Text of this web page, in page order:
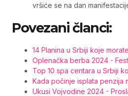
vršiće se na dan
Povezani članci:
14 Planina u Srbiji koje
Oplenačka berba 2024 -
Top 10 spa centara u Srbiji
Kada počinje isplata penzija
Ukusi Vojvodine 2024 -